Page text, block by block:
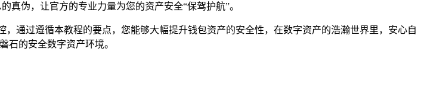
真伪，让官方的专业力量为您的资产安全“保驾护航”。
通过遵循本教程的要点，您能够大幅提升钱包资产的安全性，在数字资产的浩瀚世界里，安心自
石的安全数字资产环境。